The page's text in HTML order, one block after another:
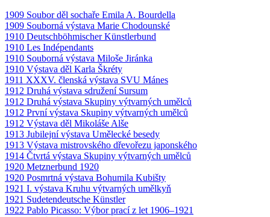
1909 Soubor děl sochaře Emila A. Bourdella
1909 Souborná výstava Marie Chodounské
1910 Deutschböhmischer Künstlerbund
1910 Les Indépendants
1910 Souborná výstava Miloše Jiránka
1910 Výstava děl Karla Škréty
1911 XXXV. členská výstava SVU Mánes
1912 Druhá výstava sdružení Sursum
1912 Druhá výstava Skupiny výtvarných umělců
1912 První výstava Skupiny výtvarných umělců
1912 Výstava děl Mikoláše Alše
1913 Jubilejní výstava Umělecké besedy
1913 Výstava mistrovského dřevořezu japonského
1914 Čtvrtá výstava Skupiny výtvarných umělců
1920 Metznerbund 1920
1920 Posmrtná výstava Bohumila Kubišty
1921 I. výstava Kruhu výtvarných umělkyň
1921 Sudetendeutsche Künstler
1922 Pablo Picasso: Výbor prací z let 1906–1921